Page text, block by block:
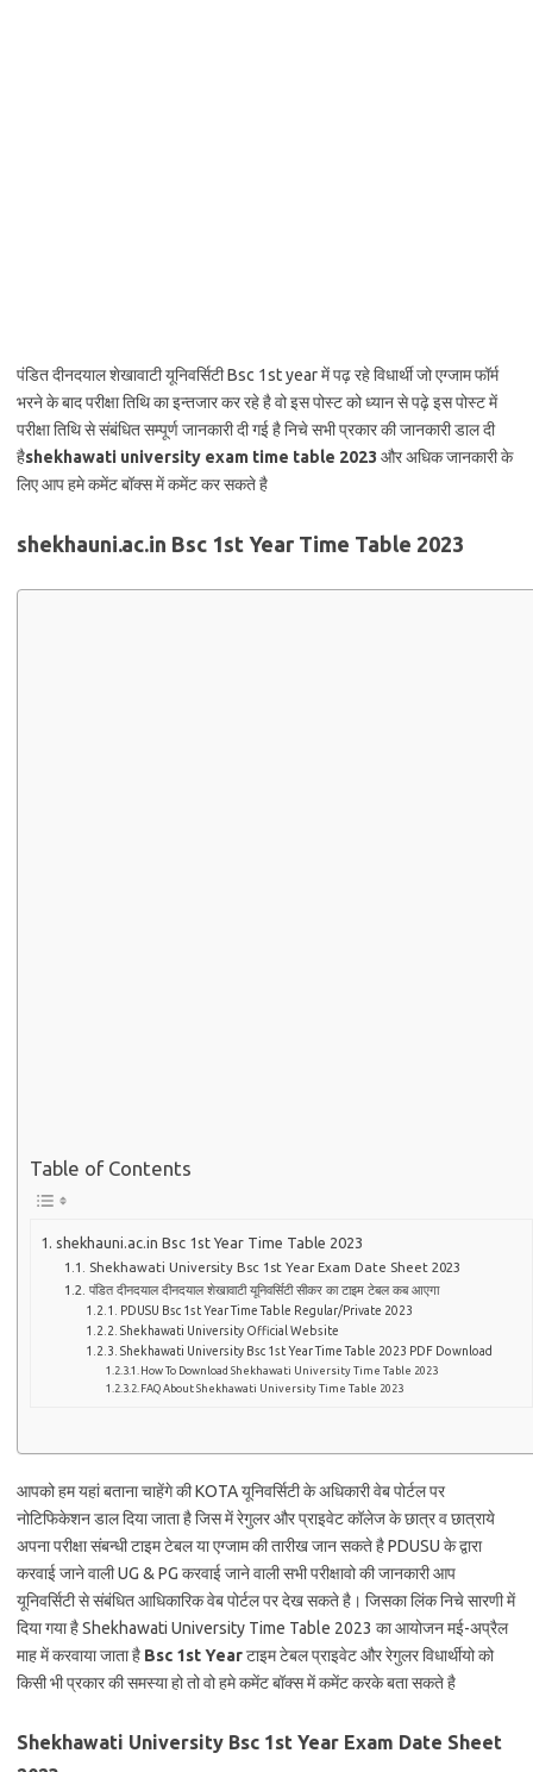
पंडित दीनदयाल शेखावाटी यूनिवर्सिटी Bsc 1st year में पढ़ रहे विधार्थी जो एग्जाम फॉर्म
भरने के बाद परीक्षा तिथि का इन्तजार कर रहे है वो इस पोस्ट को ध्यान से पढ़े इस पोस्ट में
परीक्षा तिथि से संबंधित सम्पूर्ण जानकारी दी गई है निचे सभी प्रकार की जानकारी डाल दी
हैshekhawati university exam time table 2023 और अधिक जानकारी के
लिए आप हमे कमेंट बॉक्स में कमेंट कर सकते है
shekhauni.ac.in Bsc 1st Year Time Table 2023
Table of Contents
shekhauni.ac.in Bsc 1st Year Time Table 2023
Shekhawati University Bsc 1st Year Exam Date Sheet 2023
पंडित दीनदयाल दीनदयाल शेखावाटी यूनिवर्सिटी सीकर का टाइम टेबल कब आएगा
PDUSU Bsc 1st Year Time Table Regular/Private 2023
Shekhawati University Official Website
Shekhawati University Bsc 1st Year Time Table 2023 PDF Download
How To Download Shekhawati University Time Table 2023
FAQ About Shekhawati University Time Table 2023
आपको हम यहां बताना चाहेंगे की KOTA यूनिवर्सिटी के अधिकारी वेब पोर्टल पर
नोटिफिकेशन डाल दिया जाता है जिस में रेगुलर और प्राइवेट कॉलेज के छात्र व छात्राये
अपना परीक्षा संबन्धी टाइम टेबल या एग्जाम की तारीख जान सकते है PDUSU के द्वारा
करवाई जाने वाली UG & PG करवाई जाने वाली सभी परीक्षावो की जानकारी आप
यूनिवर्सिटी से संबंधित आधिकारिक वेब पोर्टल पर देख सकते है। जिसका लिंक निचे सारणी में
दिया गया है Shekhawati University Time Table 2023 का आयोजन मई-अप्रैल
माह में करवाया जाता है Bsc 1st Yearटाइम टेबल प्राइवेट और रेगुलर विधार्थीयो को
किसी भी प्रकार की समस्या हो तो वो हमे कमेंट बॉक्स में कमेंट करके बता सकते है
Shekhawati University Bsc 1st Year Exam Date Sheet